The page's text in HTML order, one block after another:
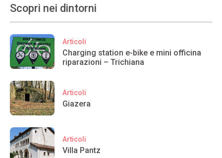
Scopri nei dintorni
Articoli
Charging station e-bike e mini officina
riparazioni – Trichiana
Articoli
Giazera
Articoli
Villa Pantz